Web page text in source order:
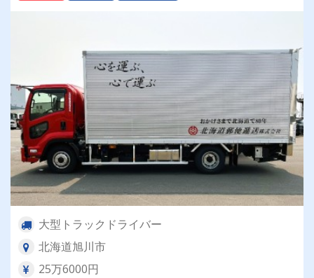
大型トラックドライバー
北海道旭川市
25万6000円